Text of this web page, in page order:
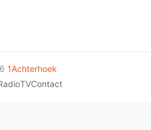
1Achterhoek
TVContact